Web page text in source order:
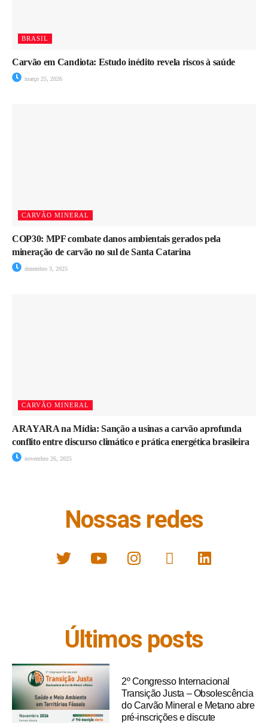
BRASIL
Carvão em Candiota: Estudo inédito revela riscos à saúde
março 25, 2026
CARVÃO MINERAL
COP30: MPF combate danos ambientais gerados pela
mineração de carvão no sul de Santa Catarina
dezembro 3, 2025
CARVÃO MINERAL
ARAYARA na Mídia: Sanção a usinas a carvão aprofunda
conflito entre discurso climático e prática energética brasileira
novembro 26, 2025
Nossas redes
Últimos posts
2º Congresso Internacional
Transição Justa – Obsolescência
do Carvão Mineral e Metano abre
pré-inscrições e discute